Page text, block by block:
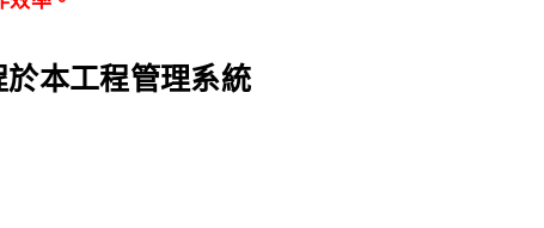
本工程管理系統